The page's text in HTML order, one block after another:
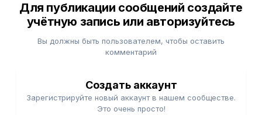
Для публикации сообщений создайте
учётную запись или авторизуйтесь
Вы должны быть пользователем, чтобы оставить
комментарий
Создать аккаунт
Зарегистрируйте новый аккаунт в нашем сообществе.
Это очень просто!